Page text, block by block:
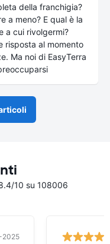
della franchigia?
a meno? E qual è la
a cui rivolgermi?
risposta al momento
Ma noi di EasyTerra
10 su 108006
2025